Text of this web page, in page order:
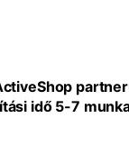
idő 5-7